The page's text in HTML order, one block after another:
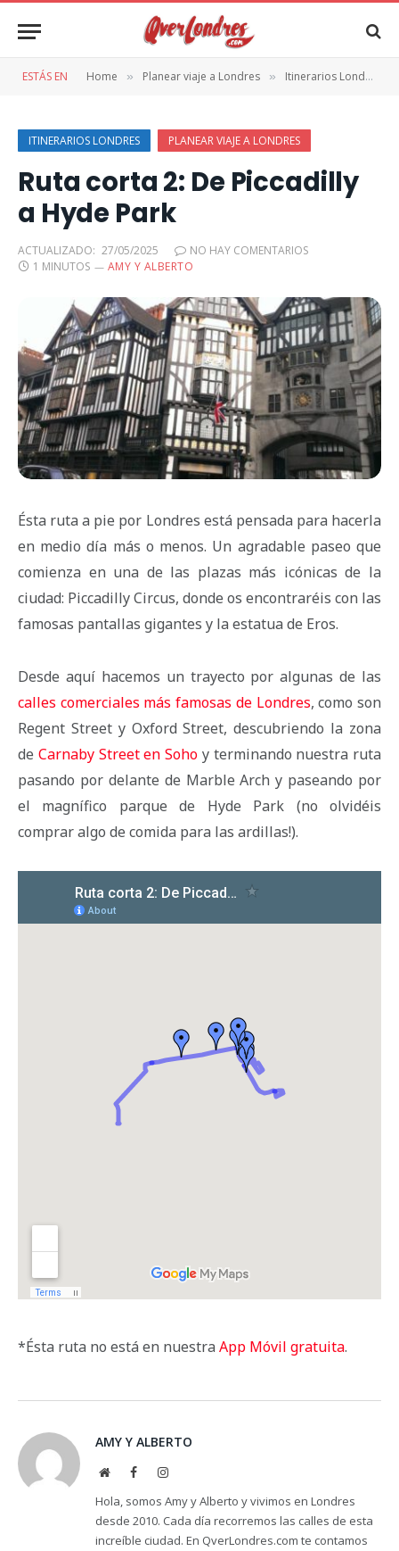
ESTÁS EN Home » Planear viaje a Londres » Itinerarios Londres
ITINERARIOS LONDRES PLANEAR VIAJE A LONDRES
Ruta corta 2: De Piccadilly
a Hyde Park
ACTUALIZADO: 27/05/2025
NO HAY COMENTARIOS
1 MINUTOS
AMY Y ALBERTO
Ésta ruta a pie por Londres está pensada para hacerla
en medio día más o menos. Un agradable paseo que
comienza en una de las plazas más icónicas de la
ciudad: Piccadilly Circus, donde os encontraréis con las
famosas pantallas gigantes y la estatua de Eros.
Desde aquí hacemos un trayecto por algunas de las
calles comerciales más famosas de Londres, como son
Regent Street y Oxford Street, descubriendo la zona
de Carnaby Street en Soho y terminando nuestra ruta
pasando por delante de Marble Arch y paseando por
el magnífico parque de Hyde Park (no olvidéis
comprar algo de comida para las ardillas!).
*Ésta ruta no está en nuestra App Móvil gratuita.
AMY Y ALBERTO
WebsiteFacebookInstagram
Hola, somos Amy y Alberto y vivimos en Londres
desde 2010. Cada día recorremos las calles de esta
increíble ciudad. En QverLondres.com te contamos